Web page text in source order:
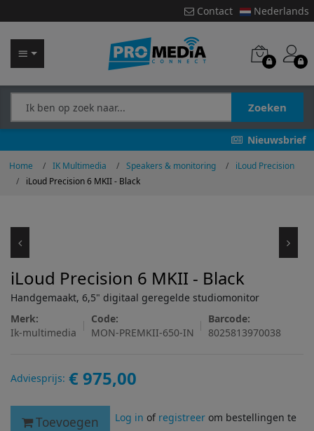
Contact Nederlands
Zoeken
Nieuwsbrief
Home IK Multimedia Speakers & monitoring
iLoud Precision
iLoud Precision 6 MKII - Black
iLoud Precision 6 MKII - Black
Handgemaakt, 6,5" digitaal geregelde studiomonitor
Merk:
Ik-multimedia
Code:
MON-PREMKII-650-IN
Barcode:
8025813970038
Adviesprijs: € 975,00
Toevoegen Log in of registreerom bestellingen te